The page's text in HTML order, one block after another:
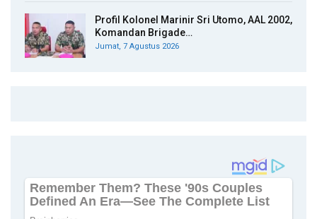
Profil Kolonel Marinir Sri Utomo, AAL 2002,
Komandan Brigade…
Jumat, 7 Agustus 2026